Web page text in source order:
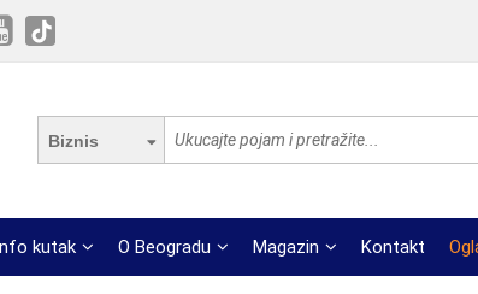
Biznis
kutak O Beogradu Magazin Kontakt